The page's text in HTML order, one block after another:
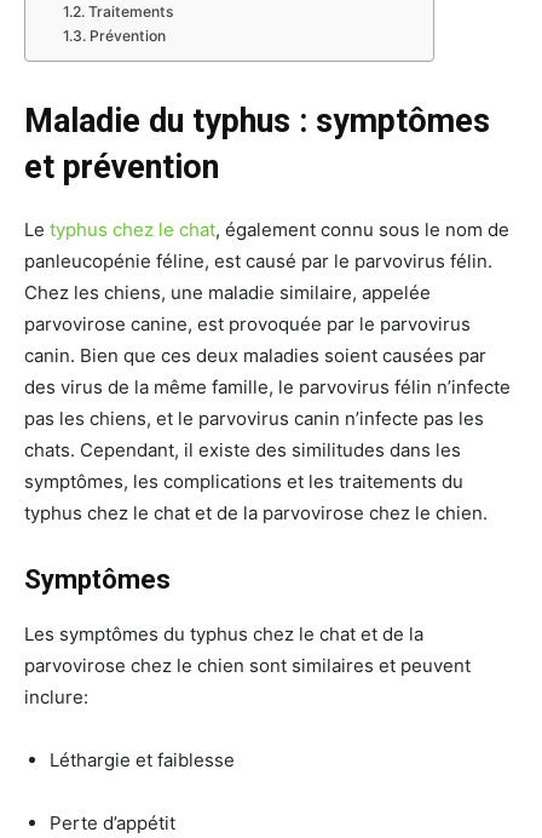
Traitements
Prévention
Maladie du typhus : symptômes
et prévention
Le typhus chez le chat, également connu sous le nom de
panleucopénie féline, est causé par le parvovirus félin.
Chez les chiens, une maladie similaire, appelée
parvovirose canine, est provoquée par le parvovirus
canin. Bien que ces deux maladies soient causées par
des virus de la même famille, le parvovirus félin n’infecte
pas les chiens, et le parvovirus canin n’infecte pas les
chats. Cependant, il existe des similitudes dans les
symptômes, les complications et les traitements du
typhus chez le chat et de la parvovirose chez le chien.
Symptômes
Les symptômes du typhus chez le chat et de la
parvovirose chez le chien sont similaires et peuvent
inclure:
Léthargie et faiblesse
Perte d’appétit